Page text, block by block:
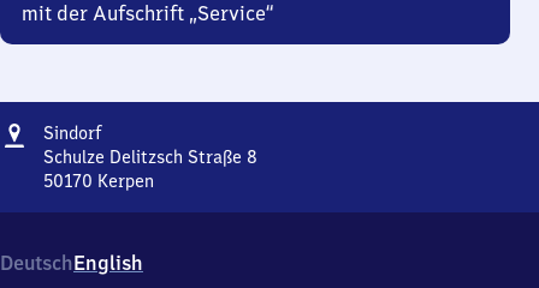
mit der Aufschrift „Service“
Adresse
SindorfSindorf
Schulze Delitzsch Straße 8
50170 Kerpen
Delitzsch
Straße
DeutschEnglish